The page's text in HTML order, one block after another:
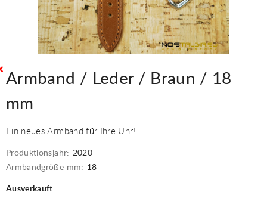
Armband / Leder / Braun / 18
mm
Ein neues Armband für Ihre Uhr!
Produktionsjahr: 2020
Armbandgröße mm: 18
Ausverkauft